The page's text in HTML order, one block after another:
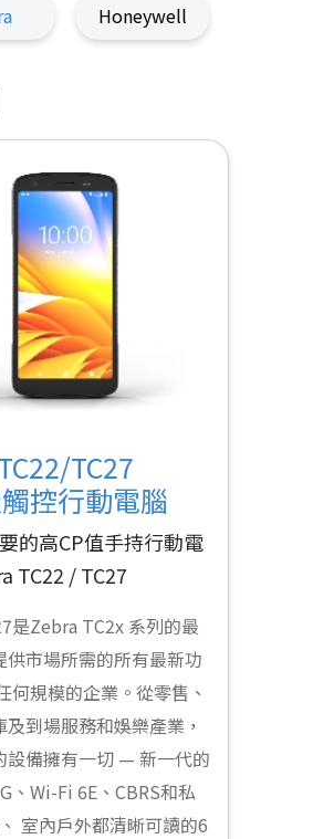
Honeywell
TC27
控行動電腦
的高CP值手持行動電
TC22 / TC27
是Zebra TC2x 系列的最
供市場所需的所有最新功
何規模的企業。從零售、
到場服務和娛樂產業，
設備擁有一切 — 新一代的
、Wi-Fi 6E、CBRS和私
室內戶外都清晰可讀的6